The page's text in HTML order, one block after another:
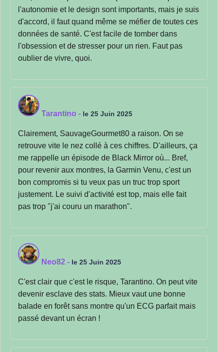
l'autonomie et le design sont importants, mais je suis
d'accord, il faut quand même se méfier de toutes ces
données de santé. C'est facile de tomber dans
l'obsession et de stresser pour un rien. Faut pas
oublier de vivre, quoi.
Tarantino - le 25 Juin 2025
Clairement, SauvageGourmet80 a raison. On se
retrouve vite le nez collé à ces chiffres. D'ailleurs, ça
me rappelle un épisode de Black Mirror où... Bref,
pour revenir aux montres, la Garmin Venu, c'est un
bon compromis si tu veux pas un truc trop sport
justement. Le suivi d'activité est top, mais elle fait
pas trop "j'ai couru un marathon".
Neo82 - le 25 Juin 2025
C'est clair que c'est le risque, Tarantino. On peut vite
devenir esclave des stats. Mieux vaut une bonne
balade en forêt sans montre qu'un ECG parfait mais
passé devant un écran !